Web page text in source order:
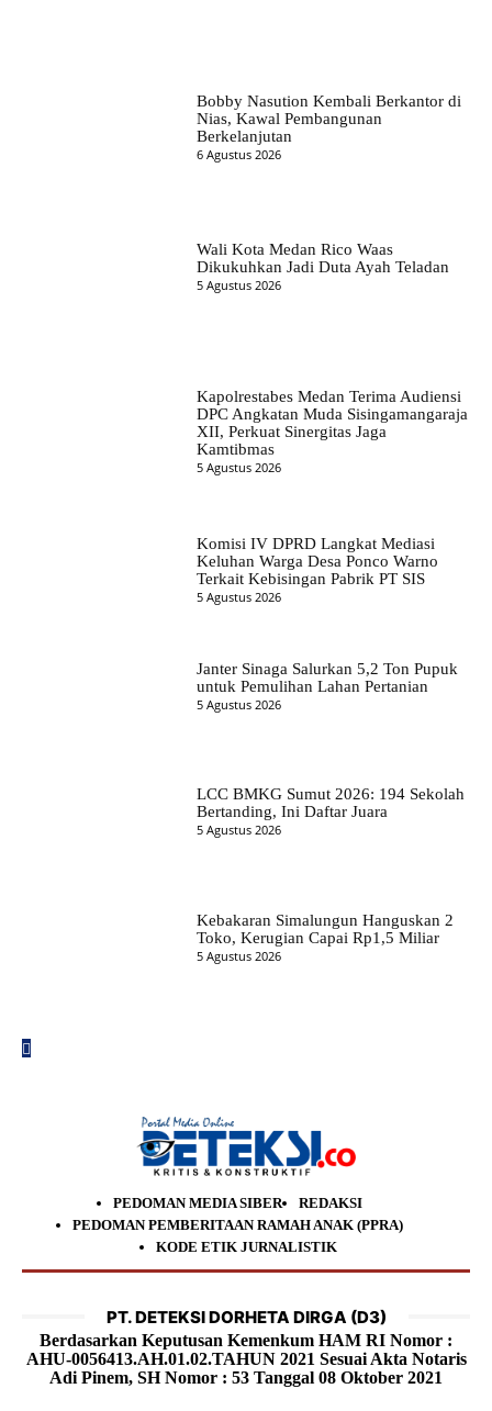
Bobby Nasution Kembali Berkantor di
Nias, Kawal Pembangunan
Berkelanjutan
6 Agustus 2026
Wali Kota Medan Rico Waas
Dikukuhkan Jadi Duta Ayah Teladan
5 Agustus 2026
Kapolrestabes Medan Terima Audiensi
DPC Angkatan Muda Sisingamangaraja
XII, Perkuat Sinergitas Jaga
Kamtibmas
5 Agustus 2026
Komisi IV DPRD Langkat Mediasi
Keluhan Warga Desa Ponco Warno
Terkait Kebisingan Pabrik PT SIS
5 Agustus 2026
Janter Sinaga Salurkan 5,2 Ton Pupuk
untuk Pemulihan Lahan Pertanian
5 Agustus 2026
LCC BMKG Sumut 2026: 194 Sekolah
Bertanding, Ini Daftar Juara
5 Agustus 2026
Kebakaran Simalungun Hanguskan 2
Toko, Kerugian Capai Rp1,5 Miliar
5 Agustus 2026
PEDOMAN MEDIA SIBER
REDAKSI
PEDOMAN PEMBERITAAN RAMAH ANAK (PPRA)
KODE ETIK JURNALISTIK
PT. DETEKSI DORHETA DIRGA (D3)
Berdasarkan Keputusan Kemenkum HAM RI Nomor :
AHU-0056413.AH.01.02.TAHUN 2021 Sesuai Akta Notaris
Adi Pinem, SH Nomor : 53 Tanggal 08 Oktober 2021